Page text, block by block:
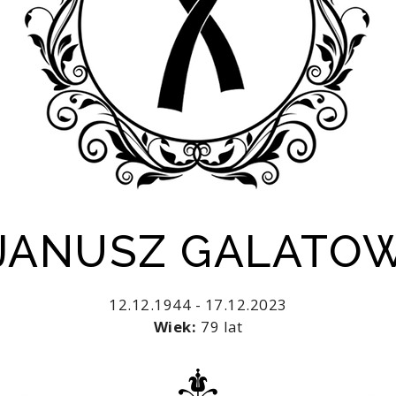
12.12.1944 - 17.12.2023
Wiek: 79 lat